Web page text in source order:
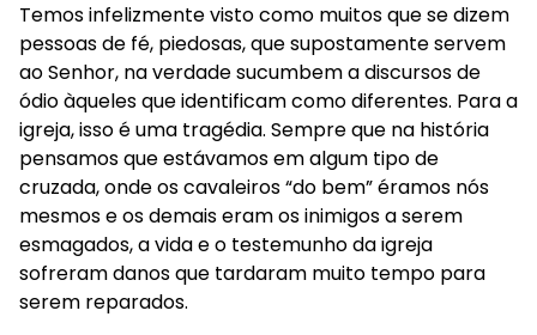
Temos infelizmente visto como muitos que se dizem
pessoas de fé, piedosas, que supostamente servem
ao Senhor, na verdade sucumbem a discursos de
ódio àqueles que identificam como diferentes. Para a
igreja, isso é uma tragédia. Sempre que na história
pensamos que estávamos em algum tipo de
cruzada, onde os cavaleiros “do bem” éramos nós
mesmos e os demais eram os inimigos a serem
esmagados, a vida e o testemunho da igreja
sofreram danos que tardaram muito tempo para
serem reparados.